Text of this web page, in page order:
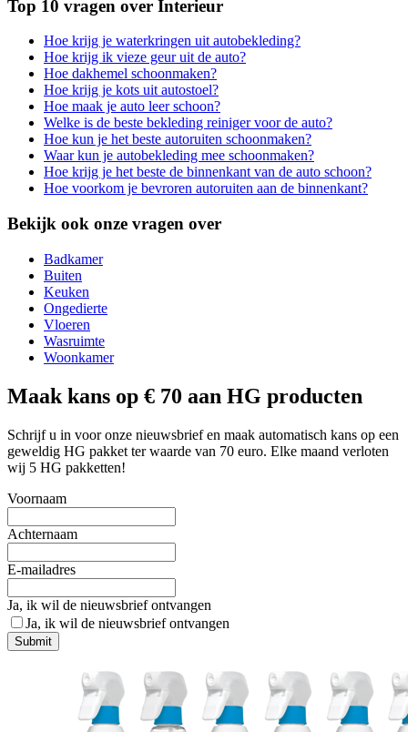
Top 10 vragen over Interieur
Hoe krijg je waterkringen uit autobekleding?
Hoe krijg ik vieze geur uit de auto?
Hoe dakhemel schoonmaken?
Hoe krijg je kots uit autostoel?
Hoe maak je auto leer schoon?
Welke is de beste bekleding reiniger voor de auto?
Hoe kun je het beste autoruiten schoonmaken?
Waar kun je autobekleding mee schoonmaken?
Hoe krijg je het beste de binnenkant van de auto schoon?
Hoe voorkom je bevroren autoruiten aan de binnenkant?
Bekijk ook onze vragen over
Badkamer
Buiten
Keuken
Ongedierte
Vloeren
Wasruimte
Woonkamer
Maak kans op € 70 aan HG producten
Schrijf u in voor onze nieuwsbrief en maak automatisch kans op een
geweldig HG pakket ter waarde van 70 euro. Elke maand verloten
wij 5 HG pakketten!
Voornaam
Achternaam
E-mailadres
Ja, ik wil de nieuwsbrief ontvangen
Ja, ik wil de nieuwsbrief ontvangen
Submit